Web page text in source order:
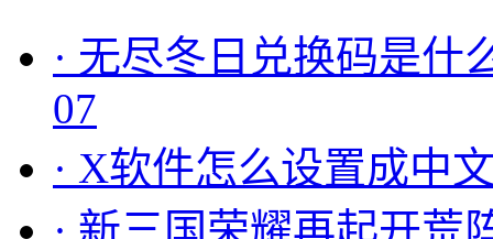
· 无尽冬日兑换码是什
07
· X软件怎么设置成中